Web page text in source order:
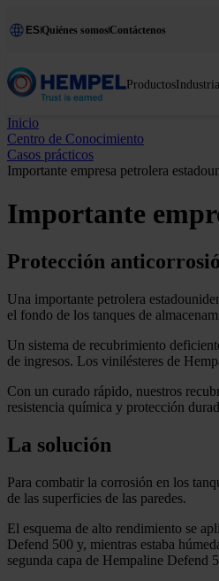
ESQuiénes somosContáctenos
Productos
Inicio
Centro de Conocimiento
Casos prácticos
Importante empresa petrolera
Importante
Protección
Una importante petrolera
el fondo de los tanques de
Un sistema de recubrimiento
de ingresos. Los vinilésteres de
Con un curado rápido, nuestros
resistencia química y protección
La solución
Para combatir la corrosión en los
de las superficies de las paredes.
El esquema de alto rendimiento se
Defend 500 y, mientras estaba
segunda capa de Hempaline Defend